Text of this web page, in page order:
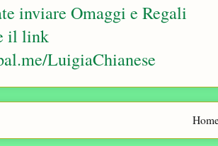
inviare Omaggi e Regali
il link
LuigiaChianese